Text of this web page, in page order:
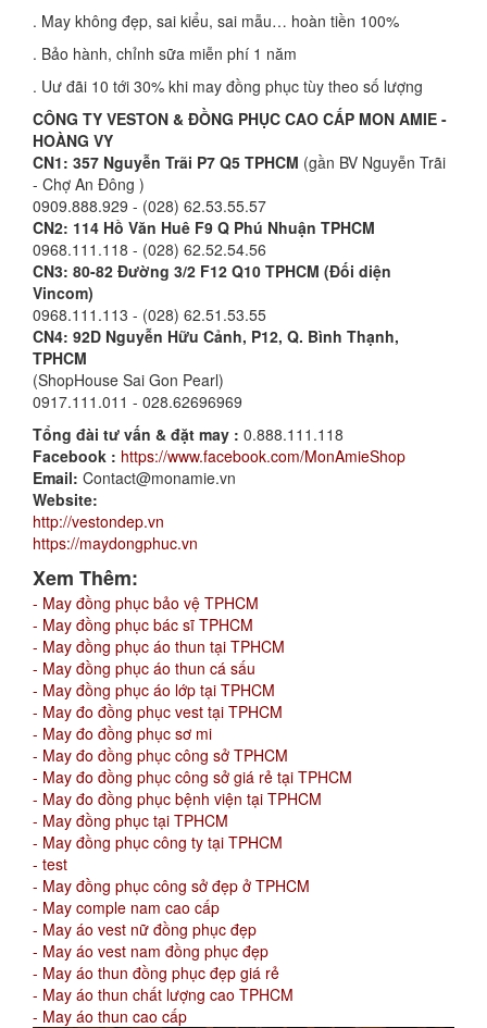
. May không đẹp, sai kiểu, sai mẫu… hoàn tiền 100%
. Bảo hành, chỉnh sữa miễn phí 1 năm
. Uư đãi 10 tới 30% khi may đồng phục tùy theo số lượng
CÔNG TY VESTON & ĐỒNG PHỤC CAO CẤP MON AMIE -
HOÀNG VY
CN1: 357 Nguyễn Trãi P7 Q5 TPHCM (gần BV Nguyễn Trãi
- Chợ An Đông )
0909.888.929 - (028) 62.53.55.57
CN2: 114 Hồ Văn Huê F9 Q Phú Nhuận TPHCM
0968.111.118 - (028) 62.52.54.56
CN3: 80-82 Đường 3/2 F12 Q10 TPHCM (Đối diện
Vincom)
0968.111.113 - (028) 62.51.53.55
CN4: 92D Nguyễn Hữu Cảnh, P12, Q. Bình Thạnh,
TPHCM
(ShopHouse Sai Gon Pearl)
0917.111.011 - 028.62696969
Tổng đài tư vấn & đặt may : 0.888.111.118
Facebook : https://www.facebook.com/MonAmieShop
Email: Contact@monamie.vn
Website:
http://vestondep.vn
https://maydongphuc.vn
Xem Thêm:
- May đồng phục bảo vệ TPHCM
- May đồng phục bác sĩ TPHCM
- May đồng phục áo thun tại TPHCM
- May đồng phục áo thun cá sấu
- May đồng phục áo lớp tại TPHCM
- May đo đồng phục vest tại TPHCM
- May đo đồng phục sơ mi
- May đo đồng phục công sở TPHCM
- May đo đồng phục công sở giá rẻ tại TPHCM
- May đo đồng phục bệnh viện tại TPHCM
- May đồng phục tại TPHCM
- May đồng phục công ty tại TPHCM
- test
- May đồng phục công sở đẹp ở TPHCM
- May comple nam cao cấp
- May áo vest nữ đồng phục đẹp
- May áo vest nam đồng phục đẹp
- May áo thun đồng phục đẹp giá rẻ
- May áo thun chất lượng cao TPHCM
- May áo thun cao cấp